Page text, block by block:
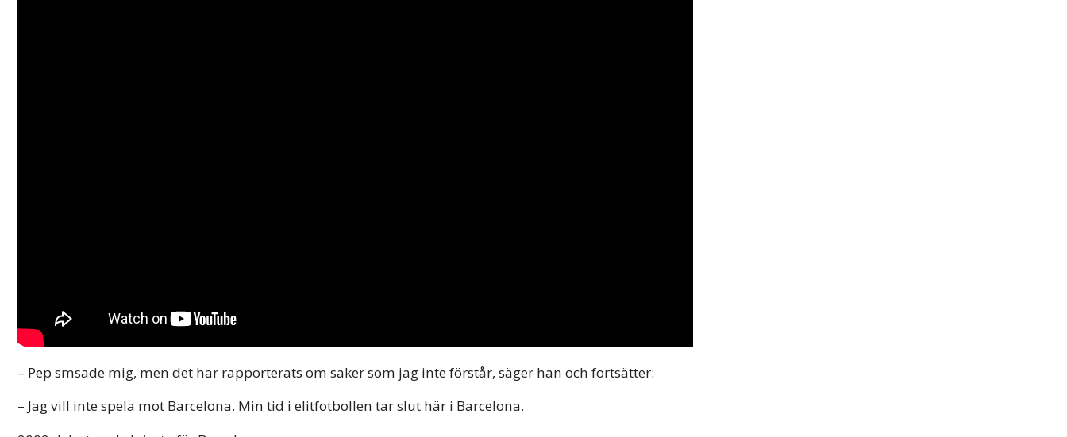
– Pep smsade mig, men det har rapporterats om saker som jag inte förstår, säger han och fortsätter:
– Jag vill inte spela mot Barcelona. Min tid i elitfotbollen tar slut här i Barcelona.